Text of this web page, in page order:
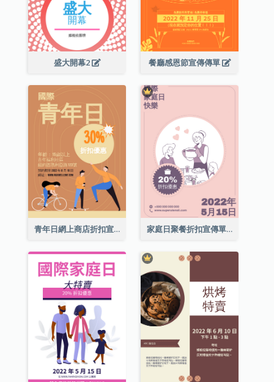
盛大開幕2 餐廳感恩節宣傳傳單
青年日網上商店折扣宣傳單張 家庭日聚餐折扣宣傳單張